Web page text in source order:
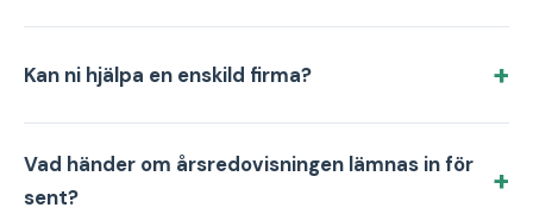
Kan ni hjälpa en enskild firma?
Vad händer om årsredovisningen lämnas in för
sent?